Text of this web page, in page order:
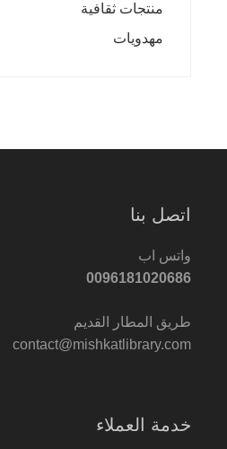
منتجات ثقافية
مهدويات
اتصل بنا
واتس اب
0096181020686
طريق المطار القديم
contact@mishkatlibrary.com
خدمة العملاء